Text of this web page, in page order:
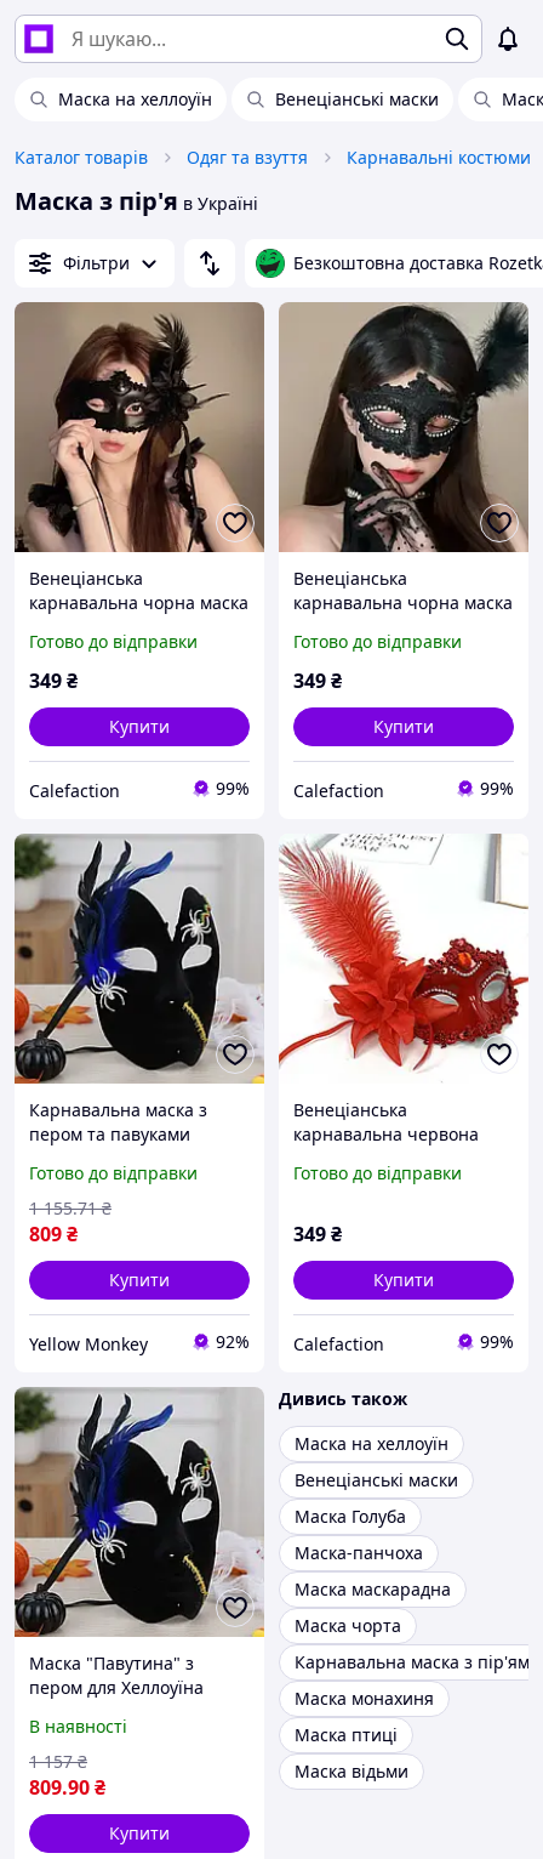
Маска на хеллоуїн Венеціанські маски
Каталог товарів Одяг та взуття Карнавальні костюми
Маска з пір'я в Україні
Фільтри Безкоштовна доставка
Венеціанська
карнавальна чорна маска
Готово до відправки
349₴
Купити
Calefaction 99%
Венеціанська
карнавальна чорна маска
Готово до відправки
349₴
Купити
Calefaction 99%
Карнавальна маска з
пером та павуками
маска на Хелловін /
Косплей маска
маскарадна
Готово до відправки
809₴
1 155.71 ₴
Купити
Yellow Monkey 92%
Венеціанська
карнавальна червона
Готово до відправки
349₴
Купити
Calefaction 99%
Маска "Павутина" з
пером для Хеллоуїна
Хелловін оксамитова з
пером / Оксамитова
маскарадна маска
В наявності
809.90₴
1 157 ₴
Купити
Дивись також
Маска на хеллоуїн
Венеціанські маски
Маска Голуба
Маска-панчоха
Маска маскарадна
Маска чорта
Карнавальна маска з пір'ям
Маска монахиня
Маска птиці
Маска відьми